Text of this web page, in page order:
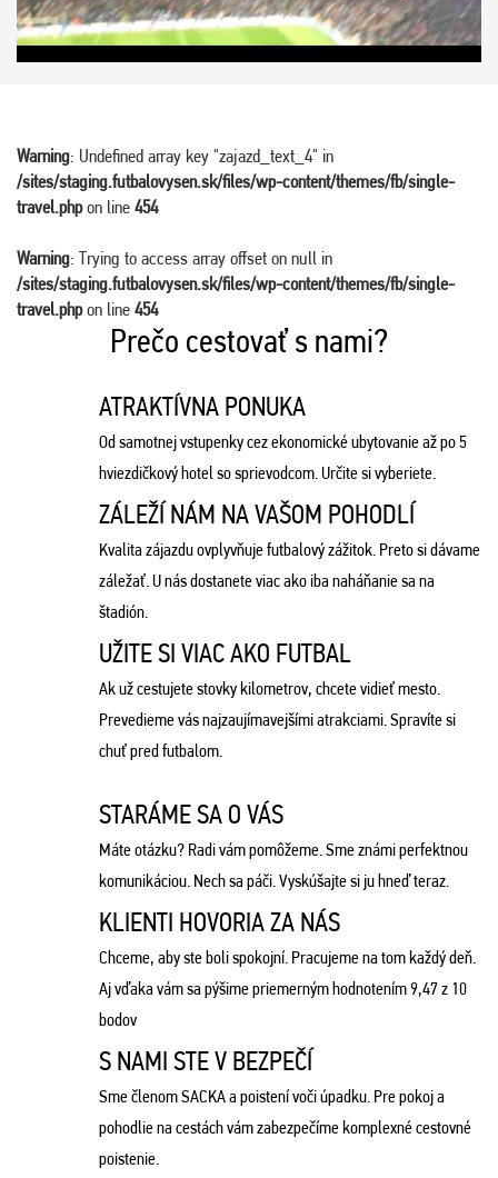
Warning: Undefined array key "zajazd_text_4" in
/sites/staging.futbalovysen.sk/files/wp-content/themes/fb/single-
travel.phpon line 454
Warning: Trying to access array offset on null in
/sites/staging.futbalovysen.sk/files/wp-content/themes/fb/single-
travel.phpon line 454
Prečo cestovať s nami?
ATRAKTÍVNA PONUKA
Od samotnej vstupenky cez ekonomické ubytovanie až po 5
hviezdičkový hotel so sprievodcom. Určite si vyberiete.
ZÁLEŽÍ NÁM NA VAŠOM POHODLÍ
Kvalita zájazdu ovplyvňuje futbalový zážitok. Preto si dávame
záležať. U nás dostanete viac ako iba naháňanie sa na
štadión.
UŽITE SI VIAC AKO FUTBAL
Ak už cestujete stovky kilometrov, chcete vidieť mesto.
Prevedieme vás najzaujímavejšími atrakciami. Spravíte si
chuť pred futbalom.
STARÁME SA O VÁS
Máte otázku? Radi vám pomôžeme. Sme známi perfektnou
komunikáciou. Nech sa páči. Vyskúšajte si ju hneď teraz.
KLIENTI HOVORIA ZA NÁS
Chceme, aby ste boli spokojní. Pracujeme na tom každý deň.
Aj vďaka vám sa pýšime priemerným hodnotením 9,47 z 10
bodov
S NAMI STE V BEZPEČÍ
Sme členom SACKA a poistení voči úpadku. Pre pokoj a
pohodlie na cestách vám zabezpečíme komplexné cestovné
poistenie.